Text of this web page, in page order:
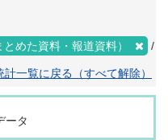
めた資料・報道資料）
計一覧に戻る（すべて解除）
ータ